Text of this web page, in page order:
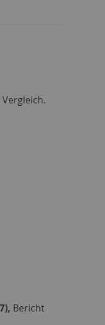
Vergleich.
Bericht